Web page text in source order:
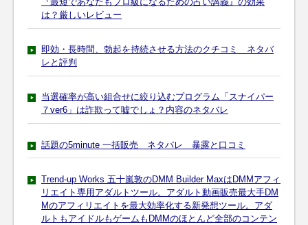
は？厳しいレビュー
即効・長時間、勃起を持続させる方法のクチコミ ネタバ
レと評判
当選確率が高い組合せに絞り込むプログラム「スナイパー
７ver6」は詐欺って嘘でしょ？内容のネタバレ
話題の5minute 一括販売 ネタバレ 暴露と口コミ
Trend-up Works 五十嵐敦のDMM Builder MaxはDMMアフィ
リエイト専用アダルトツール。アダルト動画販売最大手DM
Mのアフィリエイトを最大効率化する新発想ツール。アダ
ルトもアイドルもゲームもDMMのほとんど全部のコンテン